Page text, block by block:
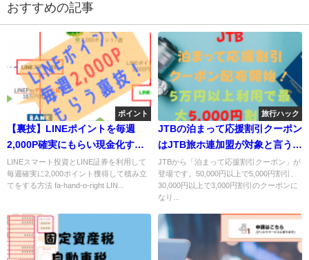
おすすめの記事
ポイント
【裏技】LINEポイントを毎週
2,000P確実にもらい現金化する
方法！LINE証券・LINEスマート
投資の裏技！
LINEスマート投資とLINE証券を利用して
毎週確実に2,000ポイント獲得して積み立
てをする方法 fa-hand-o-right LIN...
旅行ハック
JTBの泊まって応援割引クーポン
はJTB旅ホ連加盟が対象と言うこ
とに注意！
JTBから「泊まって応援割引クーポン」が
登場です。50,000円以上で5,000円割引、
30,000円以上で3,000円割引のクーポンに
なり...